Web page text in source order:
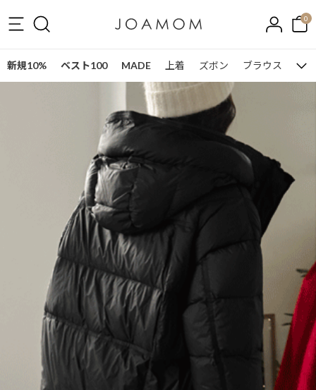
0
新規10% ベスト100 MADE 上着 ズボン ブラウス ワ